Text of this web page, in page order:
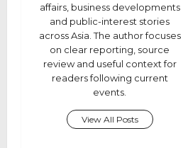
affairs, business developments
and public-interest stories
across Asia. The author focuses
on clear reporting, source
review and useful context for
readers following current
events.
View All Posts